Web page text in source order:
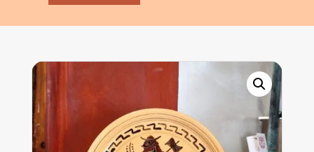
dessert
ceramica
decorazioni
antiche
quantity